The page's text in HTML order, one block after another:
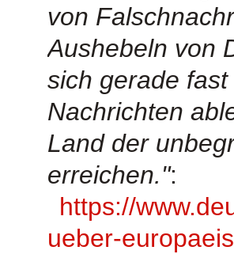
von
Aushebeln von
sich gerade
Nachrichten
Land der
erreichen.":
https://
ueber-